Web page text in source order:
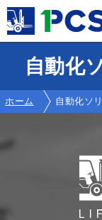
自動化
ホーム 自動化ソ